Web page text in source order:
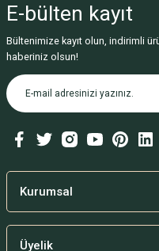
Görüş ve önerileriniz için
Ürün resmi kalitesiz, bozuk
Ürün açıklamasında eksik
Ürün bilgilerinde hatalar
Bu ürüne benzer farklı
E-bülten kayıt
Bültenimize kayıt olun, indirimli
haberiniz olsun!
Kurumsal
Üyelik